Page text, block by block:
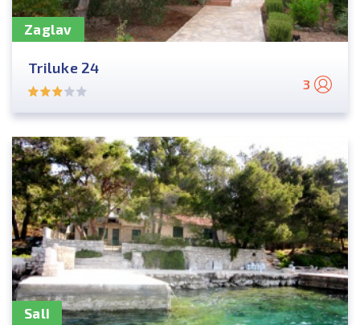
Zaglav
Triluke 24
3
Sali